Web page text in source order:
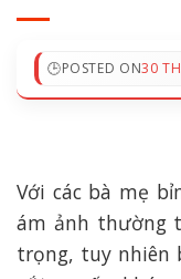
POSTED ON30
Với các bà mẹ
ám ảnh thường
trọng, tuy nhiên